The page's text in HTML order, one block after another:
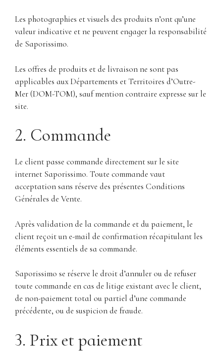
Les photographies et visuels des produits n’ont qu’une
valeur indicative et ne peuvent engager la responsabilité
de Saporissimo.
Les offres de produits et de livraison ne sont pas
applicables aux Départements et Territoires d’Outre-
Mer (DOM-TOM), sauf mention contraire expresse sur le
site.
2. Commande
Le client passe commande directement sur le site
internet Saporissimo. Toute commande vaut
acceptation sans réserve des présentes Conditions
Générales de Vente.
Après validation de la commande et du paiement, le
client reçoit un e-mail de confirmation récapitulant les
éléments essentiels de sa commande.
Saporissimo se réserve le droit d’annuler ou de refuser
toute commande en cas de litige existant avec le client,
de non-paiement total ou partiel d’une commande
précédente, ou de suspicion de fraude.
3. Prix et paiement